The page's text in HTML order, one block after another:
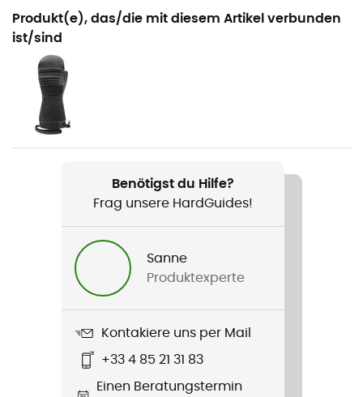
Geeignet für
Ski / Skitouren / Ski / Ski Freeride
Geschlecht
Herren / Damen
Produkt
GelProtech Ski sans gel
Hoher Schaft
Oeko-Tex / Origine Européenne Garantie
Produkt(e), das/die mit diesem Artikel verbunden
ist/sind
Benötigst du Hilfe?
Frag unsere HardGuides!
Sanne
Produktexperte
Kontakiere uns per Mail
+33 4 85 21 31 83
Einen Beratungstermin